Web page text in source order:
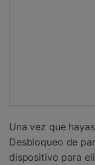
Una vez que
Desbloqueo de
dispositivo para